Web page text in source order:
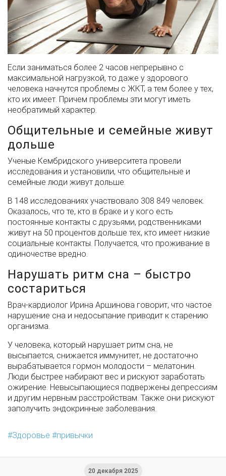
Если заниматься более 2 часов непрерывно с
максимальной нагрузкой, то даже у здорового
человека начнутся проблемы с ЖКТ, а тем более у тех,
кто их имеет. Причем проблемы эти могут иметь
необратимый характер.
Общительные и семейные живут
дольше
Ученые Кембридского университета провели
исследования и установили, что общительные и
семейные люди живут дольше.
В 148 исследованиях участвовало 308 849 человек.
Оказалось, что те, кто в браке и у кого есть
постоянные контакты с друзьями, родственниками
живут на 50 процентов дольше тех, кто имеет низкие
социальные контакты. Получается, что проживание в
одиночестве вредно.
Нарушать ритм сна – быстро
состариться
Врач-кардиолог Ирина Аршинова говорит, что частое
нарушение сна и недосыпание приводит к старению
организма.
У человека, который нарушает ритм сна, не
высыпается, снижается иммунитет, не достаточно
вырабатывается гормон молодости – мелатонин.
Люди быстрее набирают вес и рискуют заработать
ожирение. Невысыпающиеся подвержены депрессиям
и другим нервным расстройствам. Также они рискуют
заполучить эндокринные заболевания.
Здоровье привычки
20 декабря 2025